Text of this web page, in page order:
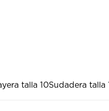
talla 10Sudadera talla